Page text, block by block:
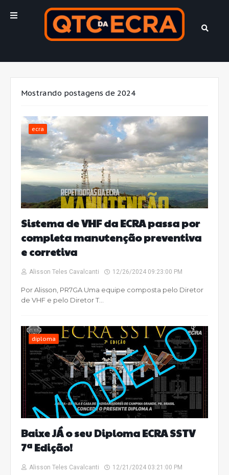
Mostrando postagens de 2024
ecra
Sistema de VHF da ECRA passa por
completa manutenção preventiva
e corretiva
Alisson Teles Cavalcanti 12/26/2024 09:23:00 PM
Por Alisson, PR7GA Uma equipe composta pelo Diretor
de VHF e pelo Diretor T…
diploma
Baixe JÁ o seu Diploma ECRA SSTV
7ª Edição!
Alisson Teles Cavalcanti 12/21/2024 03:21:00 PM